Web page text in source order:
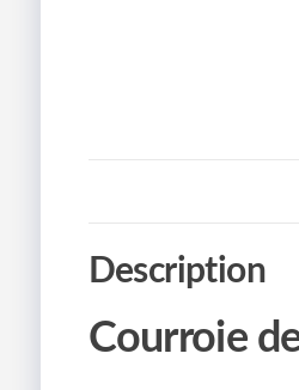
Description
Courroie